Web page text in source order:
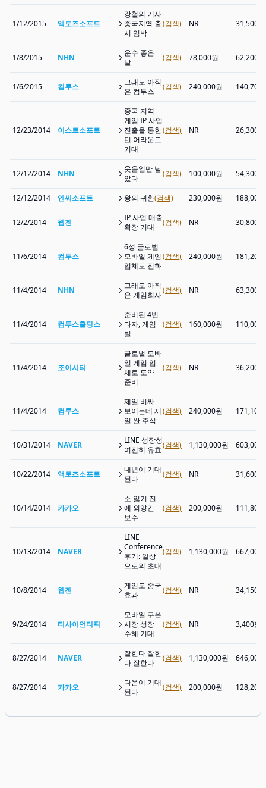
1/12/2015 액토즈소프트
강철의 기사
중국지역 출
시 임박
(검색) NR 31,500원
1/8/2015 NHN
운수 좋은
날
(검색) 78,000원 62,200원
1/6/2015 컴투스
그래도 아직
은 컴투스
(검색) 240,000원 140,700
12/23/2014 이스트소프트
중국 지역
게임 IP 사업
진출을 통한
턴 어라운드
기대
(검색) NR 26,300원
12/12/2014 NHN
웃을일만 남
았다
(검색) 100,000원 54,300원
12/12/2014 엔씨소프트 왕의 귀환(검색) 230,000원 188,000
12/2/2014 웹젠
IP 사업 매출
확장 기대
(검색) NR 30,800원
11/6/2014 컴투스
6성 글로벌
모바일 게임
업체로 진화
(검색) 240,000원 181,200
11/4/2014 NHN
그래도 아직
은 게임회사(검색) NR 63,300원
11/4/2014 컴투스홀딩스
준비된 4번
타자, 게임
빌
(검색) 160,000원 110,000
11/4/2014 조이시티
글로벌 모바
일 게임 업
체로 도약
준비
(검색) NR 36,200원
11/4/2014 컴투스
제일 비싸
보이는데 제
일 싼 주식
(검색) 240,000원 171,100
10/31/2014 NAVER
LINE 성장성
여전히 유효(검색) 1,130,000원 603,000
10/22/2014 액토즈소프트
내년이 기대
된다
(검색) NR 31,600원
10/14/2014 카카오
소 잃기 전
에 외양간
보수
(검색) 200,000원 111,800
10/13/2014 NAVER
LINE
Conference
후기: 일상
으로의 초대
(검색) 1,130,000원 667,000
10/8/2014 웹젠
게임도 중국
효과
(검색) NR 34,150원
9/24/2014 티사이언티픽
모바일 쿠폰
시장 성장
수혜 기대
(검색) NR 3,400원
8/27/2014 NAVER
잘한다 잘한
다 잘한다
(검색) 1,130,000원 646,000
8/27/2014 카카오
다음이 기대
된다
(검색) 200,000원 128,200